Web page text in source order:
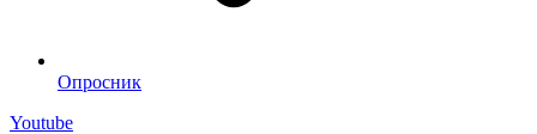
Опросник
Youtube